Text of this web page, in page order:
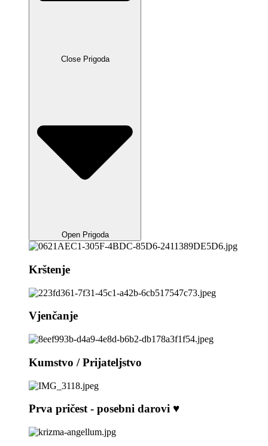
Close Prigoda
Open Prigoda
Krštenje
Vjenčanje
Kumstvo / Prijateljstvo
Prva pričest - posebni darovi ♥️